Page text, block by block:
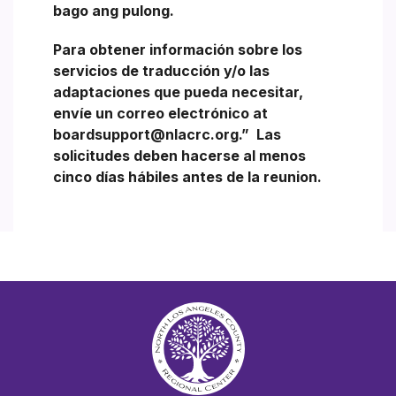
bago ang pulong.
Para obtener información sobre los
servicios de traducción y/o las
adaptaciones que pueda necesitar,
envíe un correo electrónico at
boardsupport@nlacrc.org.” Las
solicitudes deben hacerse al menos
cinco días hábiles antes de la reunion.